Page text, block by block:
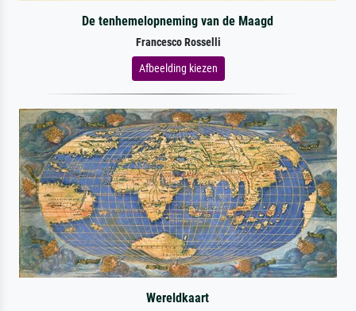
De tenhemelopneming van de Maagd
Francesco Rosselli
Afbeelding kiezen
Wereldkaart